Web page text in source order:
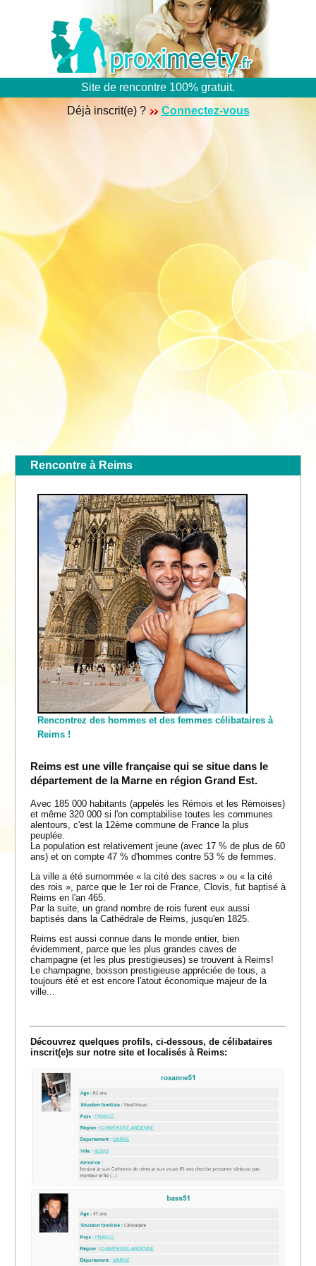
Site de rencontre 100% gratuit.
Déjà inscrit(e) ?
Connectez-vous
Rencontre à Reims
Rencontrez des hommes et des femmes célibataires à
Reims !
Reims est une ville française qui se situe dans le
département de la Marne en région Grand Est.
Avec 185 000 habitants (appelés les Rémois et les Rémoises)
et même 320 000 si l'on comptabilise toutes les communes
alentours, c'est la 12ème commune de France la plus
peuplée.
La population est relativement jeune (avec 17 % de plus de 60
ans) et on compte 47 % d'hommes contre 53 % de femmes.
La ville a été surnommée « la cité des sacres » ou « la cité
des rois », parce que le 1er roi de France, Clovis, fut baptisé à
Reims en l'an 465.
Par la suite, un grand nombre de rois furent eux aussi
baptisés dans la Cathédrale de Reims, jusqu'en 1825.
Reims est aussi connue dans le monde entier, bien
évidemment, parce que les plus grandes caves de
champagne (et les plus prestigieuses) se trouvent à Reims!
Le champagne, boisson prestigieuse appréciée de tous, a
toujours été et est encore l'atout économique majeur de la
ville...
Découvrez quelques profils, ci-dessous, de célibataires
inscrit(e)s sur notre site et localisés à Reims: